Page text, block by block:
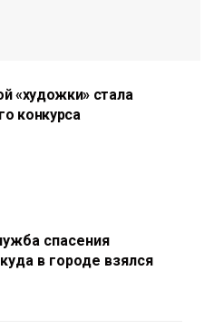
«художки» стала
конкурса
спасения
в городе взялся